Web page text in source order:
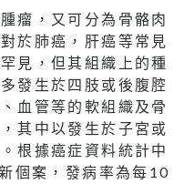
瘤，又可分為骨骼肉
於肺癌，肝癌等常見
見，但其組織上的種
發生於四肢或後腹腔
血管等的軟組織及骨
其中以發生於子宮或
根據癌症資料統計中
個案，發病率為每10